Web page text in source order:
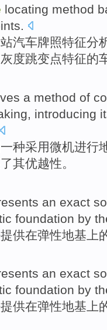
locating method
.
汽车牌照特征分
灰度跳变点特征的
a method of
, introducing
一种采用微机进行
其优越性。
an exact
foundation by
提供在弹性地基上
an exact
foundation by
提供在弹性地基上